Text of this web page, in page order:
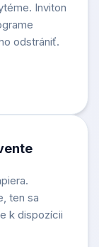
Inviton
odstrániť.
ten sa
k dispozícii